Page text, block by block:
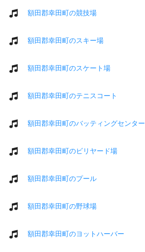
額田郡幸田町の競技場
額田郡幸田町のスキー場
額田郡幸田町のスケート場
額田郡幸田町のテニスコート
額田郡幸田町のバッティングセンター
額田郡幸田町のビリヤード場
額田郡幸田町のプール
額田郡幸田町の野球場
額田郡幸田町のヨットハーバー